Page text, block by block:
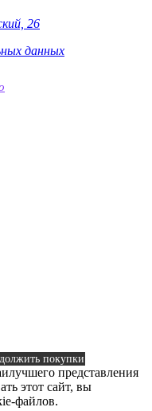
26
данных
покупки
представления
этот сайт, вы
файлов.